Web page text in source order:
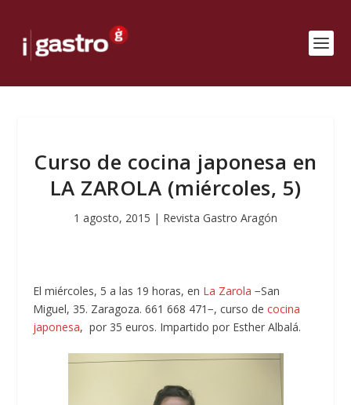
Curso de cocina japonesa en
LA ZAROLA (miércoles, 5)
1 agosto, 2015 | Revista Gastro Aragón
El miércoles, 5 a las 19 horas, en La Zarola −San
Miguel, 35. Zaragoza. 661 668 471−, curso decocina
japonesa, por 35 euros. Impartido por Esther Albalá.